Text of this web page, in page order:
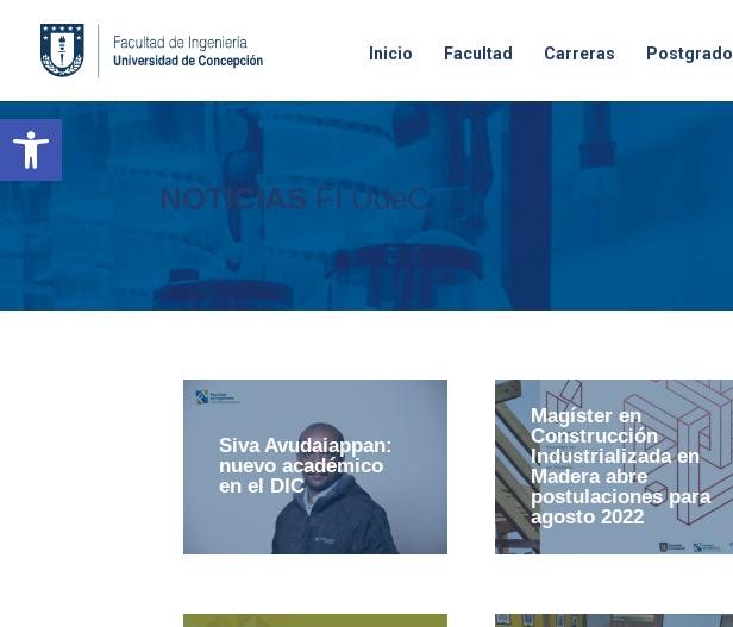
Open toolbar
Inicio Facultad Carreras Postgrado
NOTICIAS FI UdeC
Siva Avudaiappan:
nuevo académico
en el DIC
Magíster en
Construcción
Industrializada en
Madera abre
postulaciones para
agosto 2022